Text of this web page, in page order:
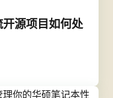
源项目如何处